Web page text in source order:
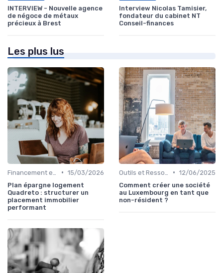
INTERVIEW - Nouvelle agence
de négoce de métaux
précieux à Brest
Interview Nicolas Tamisier,
fondateur du cabinet NT
Conseil-finances
Les plus lus
• 15/03/2026
Plan épargne logement
Quadreto : structurer un
placement immobilier
performant
• 12/06/2025
Comment créer une société
au Luxembourg en tant que
non-résident ?